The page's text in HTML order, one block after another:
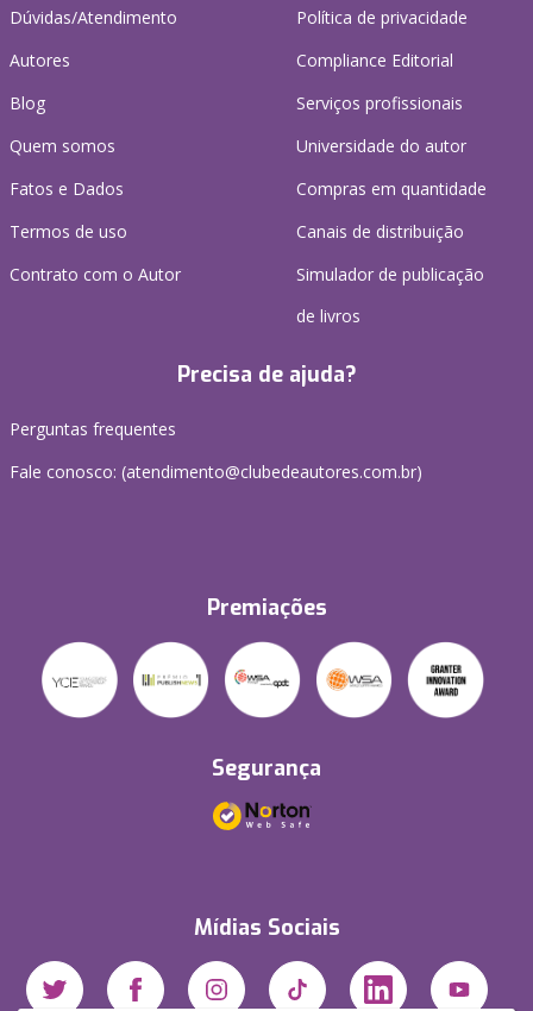
Dúvidas/Atendimento
Autores
Blog
Quem somos
Fatos e Dados
Termos de uso
Contrato com o Autor
Política de privacidade
Compliance Editorial
Serviços profissionais
Universidade do autor
Compras em quantidade
Canais de distribuição
Simulador de publicação
de livros
Precisa de ajuda?
Perguntas frequentes
Fale conosco: (atendimento@clubedeautores.com.br)
Premiações
Segurança
Mídias Sociais